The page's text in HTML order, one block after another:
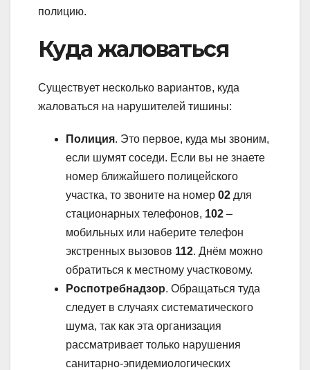
полицию.
Куда жаловаться
Существует несколько вариантов, куда
жаловаться на нарушителей тишины:
Полиция. Это первое, куда мы звоним,
если шумят соседи. Если вы не знаете
номер ближайшего полицейского
участка, то звоните на номер 02 для
стационарных телефонов, 102 –
мобильных или наберите телефон
экстренных вызовов 112. Днём можно
обратиться к местному участковому.
Роспотребнадзор. Обращаться туда
следует в случаях систематического
шума, так как эта организация
рассматривает только нарушения
санитарно-эпидемиологических